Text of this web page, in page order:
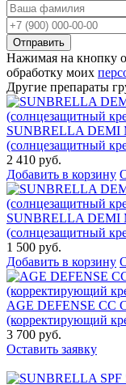
Нажимая на кнопку
обработку моих
Другие препараты
SUNBRELLA DEMI
(солнцезащитный
2 410 руб.
Добавить в корзину
SUNBRELLA DEMI
(солнцезащитный
1 500 руб.
Добавить в корзину
AGE DEFENSE CC
(корректирующий
3 700 руб.
Оставить заявку